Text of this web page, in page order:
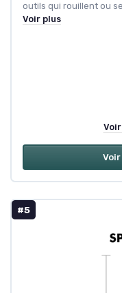
outils qui rouillent ou
Voir plus
#5